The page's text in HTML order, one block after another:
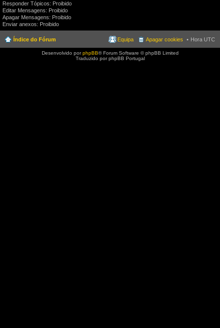
Responder Tópicos: Proibido
Editar Mensagens: Proibido
Apagar Mensagens: Proibido
Enviar anexos: Proibido
Índice do Fórum Hora UTC
Apagar cookies
Equipa
Desenvolvido porphpBB® Forum Software © phpBB Limited
Traduzido por phpBB Portugal